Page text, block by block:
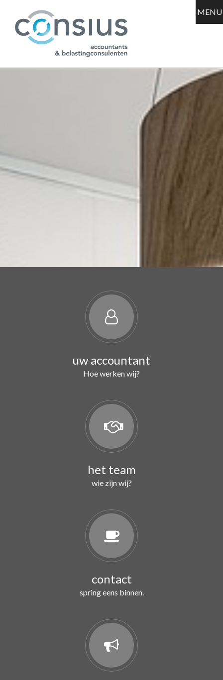
uw accountant
Hoe werken wij?
het team
wie zijn wij?
contact
spring eens binnen.